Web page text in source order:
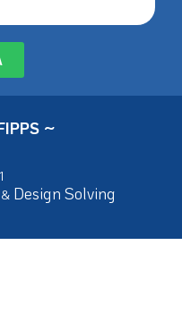
~
& Design Solving